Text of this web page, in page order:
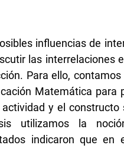
influencias de
las interrelaciones
Para ello,
Matemática para
y el constructo
utilizamos la
indicaron que en